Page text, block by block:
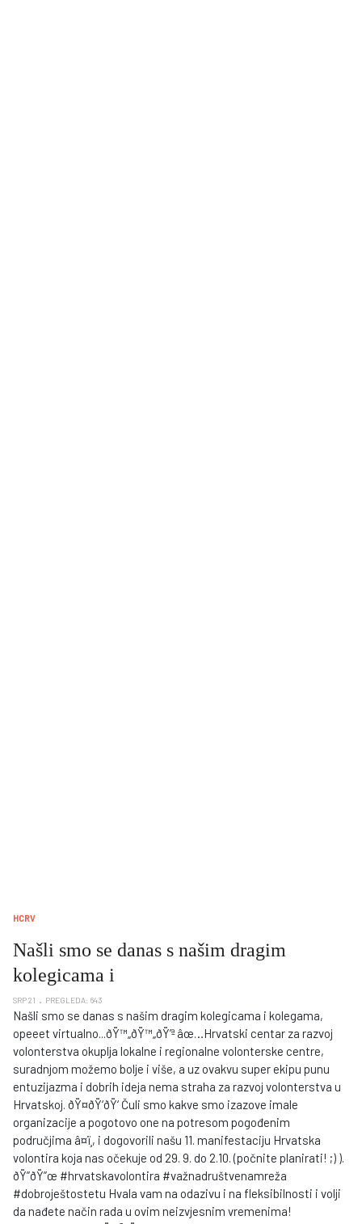
HCRV
Našli smo se danas s našim dragim
kolegicama i
SRP 21 PREGLEDA: 643
Našli smo se danas s našim dragim kolegicama i kolegama,
opeeet virtualno...ðŸ™„ðŸ™„ðŸ’ª âœ…Hrvatski centar za razvoj
volonterstva okuplja lokalne i regionalne volonterske centre,
suradnjom možemo bolje i više, a uz ovakvu super ekipu punu
entuzijazma i dobrih ideja nema straha za razvoj volonterstva u
Hrvatskoj. ðŸ¤ðŸ‘ðŸ‘ Čuli smo kakve smo izazove imale
organizacije a pogotovo one na potresom pogođenim
područjima â¤ï¸, i dogovorili našu 11. manifestaciju Hrvatska
volontira koja nas očekuje od 29. 9. do 2.10. (počnite planirati! ;) ).
ðŸ”ðŸ”œ #hrvatskavolontira #važnadruštvenamreža
#dobroještostetu Hvala vam na odazivu i na fleksibilnosti i volji
da nađete način rada u ovim neizvjesnim vremenima!